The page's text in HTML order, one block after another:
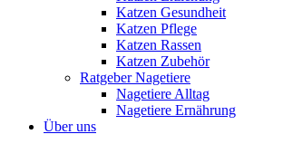
Katzen Gesundheit
Katzen Pflege
Katzen Rassen
Katzen Zubehör
Ratgeber Nagetiere
Nagetiere Alltag
Nagetiere Ernährung
Über uns